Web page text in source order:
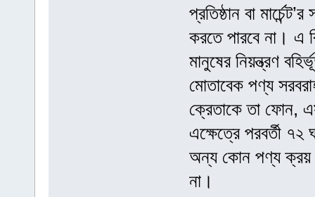
প্রতিষ্ঠান বা
করতে পারবে না। এ
মানুষের নিয়ন্ত্রণ
মোতাবেক পণ্য
ক্রেতাকে তা ফোন,
এক্ষেত্রে পরবর্তী
অন্য কোন পণ্য ক্রয়
না।